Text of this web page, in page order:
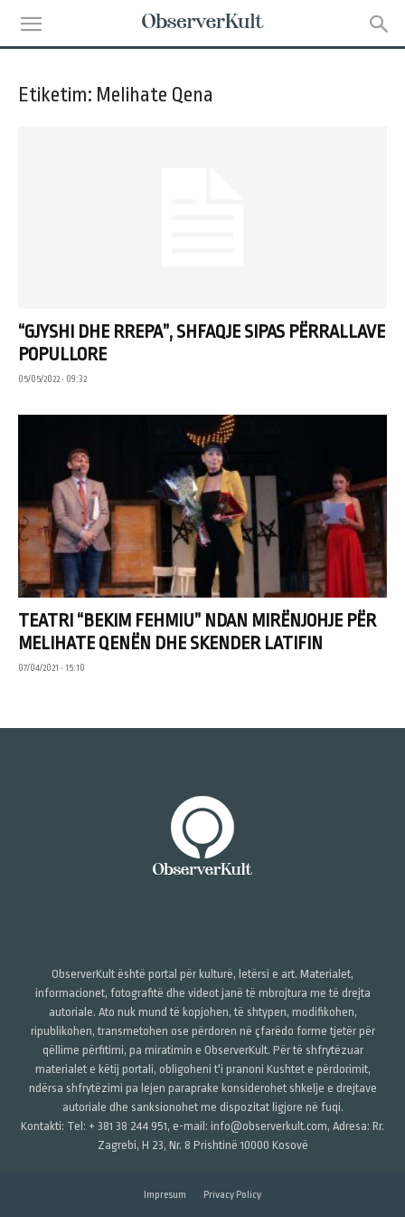
Etiketim: Melihate Qena
“GJYSHI DHE RREPA”, SHFAQJE SIPAS PËRRALLAVE
POPULLORE
05/05/2022 • 09:32
TEATRI “BEKIM FEHMIU” NDAN MIRËNJOHJE PËR
MELIHATE QENËN DHE SKENDER LATIFIN
07/04/2021 • 15:10
ObserverKult është portal për kulturë, letërsi e art. Materialet,
informacionet, fotografitë dhe videot janë të mbrojtura me të drejta
autoriale. Ato nuk mund të kopjohen, të shtypen, modifikohen,
ripublikohen, transmetohen ose përdoren në çfarëdo forme tjetër për
qëllime përfitimi, pa miratimin e ObserverKult. Për të shfrytëzuar
materialet e këtij portali, obligoheni t'i pranoni Kushtet e përdorimit,
ndërsa shfrytëzimi pa lejen paraprake konsiderohet shkelje e drejtave
autoriale dhe sanksionohet me dispozitat ligjore në fuqi.
Kontakti: Tel: + 381 38 244 951, e-mail: info@observerkult.com, Adresa: Rr.
Zagrebi, H 23, Nr. 8 Prishtinë 10000 Kosovë
Impresum Privacy Policy